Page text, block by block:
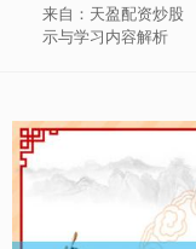
来自：天盈配资炒股
示与学习内容解析